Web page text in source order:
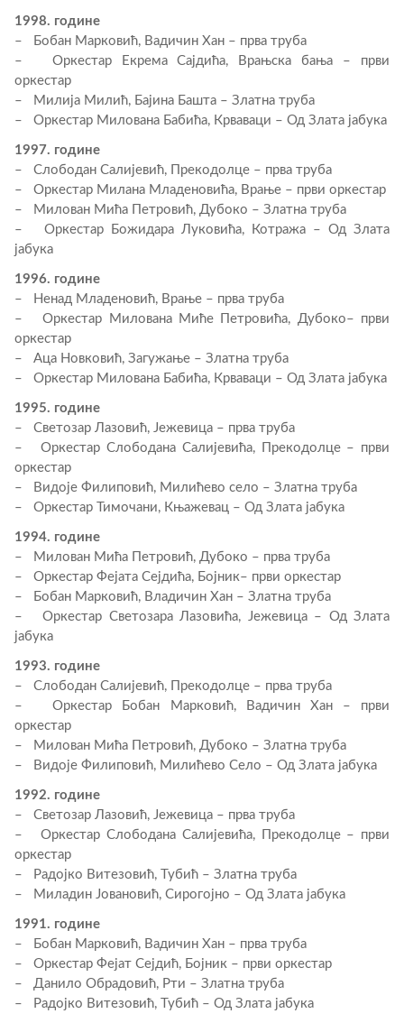
1998. године
– Бобан Марковић, Вадичин Хан – прва труба
– Оркестар Екрема Сајдића, Врањска бања – први
оркестар
– Милија Милић, Бајина Башта – Златна труба
– Оркестар Милована Бабића, Крваваци – Од Злата јабука
1997. године
– Слободан Салијевић, Прекодолце – прва труба
– Оркестар Милана Младеновића, Врање – први оркестар
– Милован Мића Петровић, Дубоко – Златна труба
– Оркестар Божидара Луковића, Котража – Од Злата
јабука
1996. године
– Ненад Младеновић, Врање – прва труба
– Оркестар Милована Миће Петровића, Дубоко– први
оркестар
– Аца Новковић, Загужање – Златна труба
– Оркестар Милована Бабића, Крваваци – Од Злата јабука
1995. године
– Светозар Лазовић, Јежевица – прва труба
– Оркестар Слободана Салијевића, Прекодолце – први
оркестар
– Видоје Филиповић, Милићево село – Златна труба
– Оркестар Тимочани, Књажевац – Од Злата јабука
1994. године
– Милован Мића Петровић, Дубоко – прва труба
– Оркестар Фејата Сејдића, Бојник– први оркестар
– Бобан Марковић, Владичин Хан – Златна труба
– Оркестар Светозара Лазовића, Јежевица – Од Злата
јабука
1993. године
– Слободан Салијевић, Прекодолце – прва труба
– Оркестар Бобан Марковић, Вадичин Хан – први
оркестар
– Милован Мића Петровић, Дубоко – Златна труба
– Видоје Филиповић, Милићево Село – Од Злата јабука
1992. године
– Светозар Лазовић, Јежевица – прва труба
– Оркестар Слободана Салијевића, Прекодолце – први
оркестар
– Радојко Витезовић, Тубић – Златна труба
– Миладин Јовановић, Сирогојно – Од Злата јабука
1991. године
– Бобан Марковић, Вадичин Хан – прва труба
– Оркестар Фејат Сејдић, Бојник – први оркестар
– Данило Обрадовић, Рти – Златна труба
– Радојко Витезовић, Тубић – Од Злата јабука